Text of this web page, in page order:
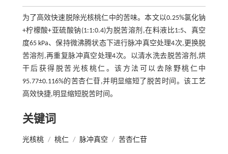
为了高效快速脱除光核桃仁中的苦味。本文以0.25%氯化钠
+柠檬酸+亚硫酸钠(1:1:0.4)为脱苦溶剂,在料液比1:5、真空
度65 kPa、保持微沸腾状态下进行脉冲真空处理4次,更换脱
苦溶剂,再重复脉冲真空处理4次。以清水洗去脱苦溶剂,烘
干后获得脱苦光核桃仁。该方法可以去除野桃仁中
95.77±0.116%的苦杏仁苷,并明显缩短了脱苦时间。该工艺
高效快捷,明显缩短脱苦时间。
关键词
光核桃 / 桃仁 / 脉冲真空 / 苦杏仁苷